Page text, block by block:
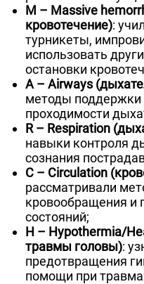
M – Massive
кровотечение):
турникеты,
использовать
остановки
A – Airways
методы поддержки
проходимости
R – Respiration
навыки контроля
сознания
C – Circulation
рассматривали
кровообращения и
состояний;
H – Hypothermia/
травмы головы):
предотвращения
помощи при